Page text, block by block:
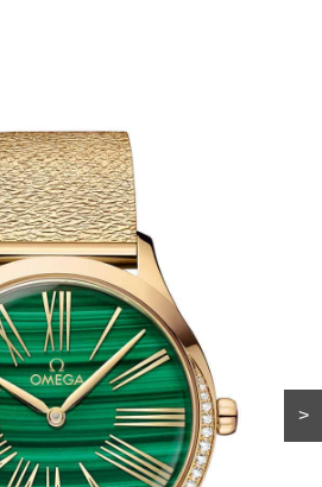
勉強に集中できないの
は“やる気”のせいじゃな
い？プロに学ぶアイケア
Fashion
>